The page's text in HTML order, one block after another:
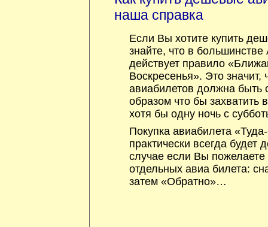
наша справка
Если Вы хотите купить
знайте, что в
действует правило
Воскресенья». Это значит,
авиабилетов должна быть
образом что бы захватить
хотя бы одну ночь с
Покупка авиабилета
практически всегда будет
случае если Вы пожелаете
отдельных авиа билета:
затем «Обратно»…